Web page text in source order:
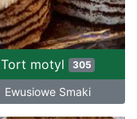
Tort motyl 305
Ewusiowe Smaki